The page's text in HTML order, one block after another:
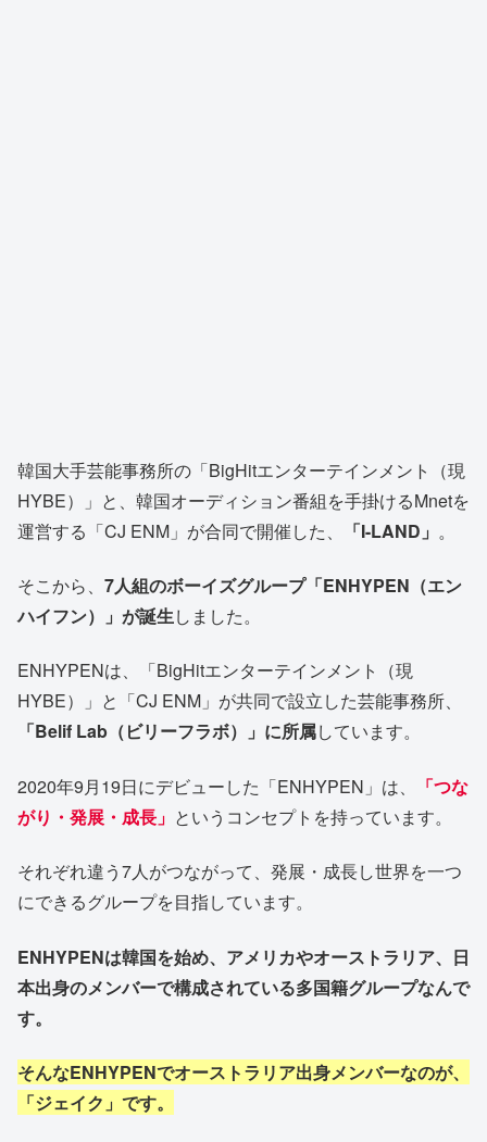
韓国大手芸能事務所の「BigHitエンターテインメント（現
HYBE）」と、韓国オーディション番組を手掛けるMnetを
運営する「CJ ENM」が合同で開催した、
「I-LAND」 。
そこから、 7人組のボーイズグループ「ENHYPEN（エン
ハイフン）」が誕生しました。
ENHYPENは、「BigHitエンターテインメント（現
HYBE）」と「CJ ENM」が共同で設立した芸能事務所、
「Belif Lab（ビリーフラボ）」に所属しています。
2020年9月19日にデビューした「ENHYPEN」は、
「つな
がり・発展・成長」 というコンセプトを持っています。
それぞれ違う7人がつながって、発展・成長し世界を一つ
にできるグループを目指しています。
ENHYPENは韓国を始め、アメリカやオーストラリア、日
本出身のメンバーで構成されている多国籍グループなんで
す。
そんなENHYPENでオーストラリア出身メンバーなのが、
「ジェイク」です。